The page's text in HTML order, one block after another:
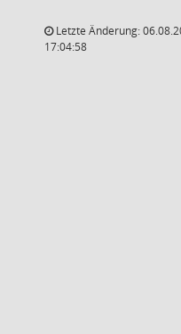
Letzte Änderung:
17:04:58